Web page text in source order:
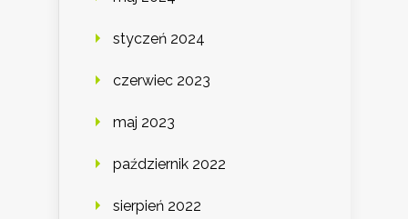
styczeń 2024
czerwiec 2023
maj 2023
październik 2022
sierpień 2022